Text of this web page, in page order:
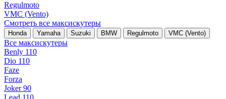
Regulmoto
VMC (Vento)
Смотреть все максискутеры
Honda Yamaha Suzuki BMW Regulmoto VMC (Vento)
Все максискутеры
Benly 110
Dio 110
Faze
Forza
Joker 90